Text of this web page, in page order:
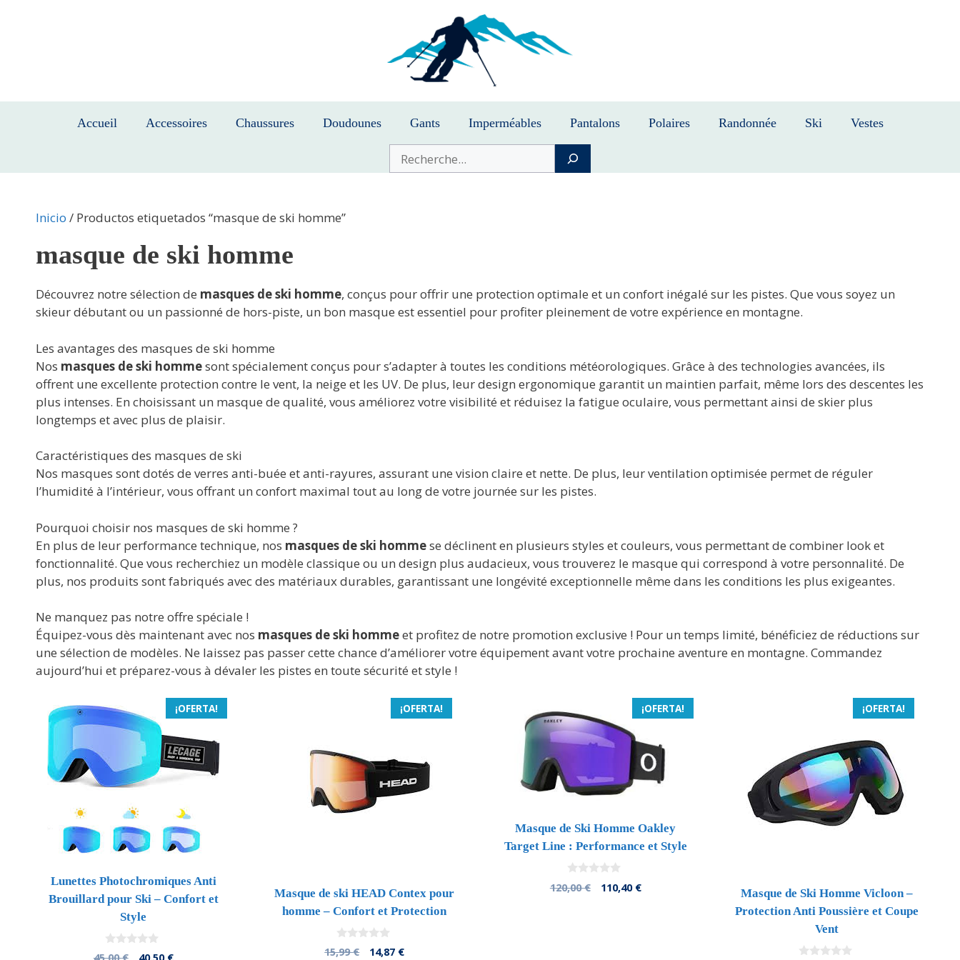
Accueil Accessoires Chaussures Doudounes Gants Imperméables Pantalons Polaires Randonnée Ski Vestes
Buscar
Inicio / Productos etiquetados “masque de ski homme”
masque de ski homme
Découvrez notre sélection de masques de ski homme, conçus pour offrir une protection optimale et un confort inégalé sur les pistes. Que vous soyez un
skieur débutant ou un passionné de hors-piste, un bon masque est essentiel pour profiter pleinement de votre expérience en montagne.
Les avantages des masques de ski homme
Nos masques de ski hommesont spécialement conçus pour s’adapter à toutes les conditions météorologiques. Grâce à des technologies avancées, ils
offrent une excellente protection contre le vent, la neige et les UV. De plus, leur design ergonomique garantit un maintien parfait, même lors des descentes les
plus intenses. En choisissant un masque de qualité, vous améliorez votre visibilité et réduisez la fatigue oculaire, vous permettant ainsi de skier plus
longtemps et avec plus de plaisir.
Caractéristiques des masques de ski
Nos masques sont dotés de verres anti-buée et anti-rayures, assurant une vision claire et nette. De plus, leur ventilation optimisée permet de réguler
l’humidité à l’intérieur, vous offrant un confort maximal tout au long de votre journée sur les pistes.
Pourquoi choisir nos masques de ski homme ?
En plus de leur performance technique, nos masques de ski hommese déclinent en plusieurs styles et couleurs, vous permettant de combiner look et
fonctionnalité. Que vous recherchiez un modèle classique ou un design plus audacieux, vous trouverez le masque qui correspond à votre personnalité. De
plus, nos produits sont fabriqués avec des matériaux durables, garantissant une longévité exceptionnelle même dans les conditions les plus exigeantes.
Ne manquez pas notre offre spéciale !
Équipez-vous dès maintenant avec nos masques de ski hommeet profitez de notre promotion exclusive ! Pour un temps limité, bénéficiez de réductions sur
une sélection de modèles. Ne laissez pas passer cette chance d’améliorer votre équipement avant votre prochaine aventure en montagne. Commandez
aujourd’hui et préparez-vous à dévaler les pistes en toute sécurité et style !
¡OFERTA!
Lunettes Photochromiques Anti
Brouillard pour Ski – Confort et
Style
0
El
El
¡OFERTA!
Masque de ski HEAD Contex pour
homme – Confort et Protection
0
d
15,99€
El
14,87 €El
¡OFERTA!
Masque de Ski Homme Oakley
Target Line : Performance et Style
0
d
120,00€
El
110,40 €El
¡OFERTA!
Masque de Ski Homme Vicloon –
Protection Anti Poussière et Coupe
Vent